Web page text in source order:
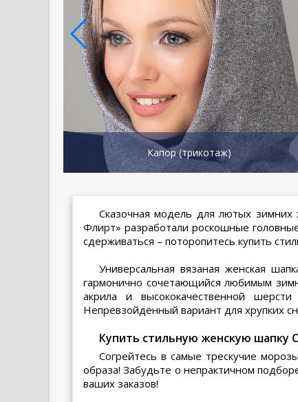
Капор (трикотаж)
Сказочная модель для лютых
Флирт» разработали роскошные
сдерживаться – поторопитесь купить
Универсальная вязаная женская
гармонично сочетающийся любимым
акрила и высококачественной
Непревзойдённый вариант для хрупких
Купить стильную женскую шапку
Согрейтесь в самые трескучие
образа! Забудьте о непрактичном
ваших заказов!